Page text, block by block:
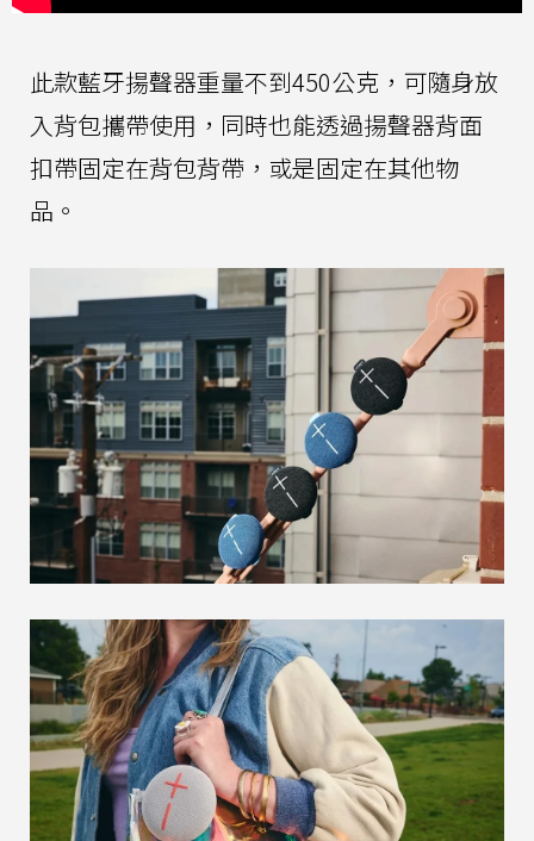
此款藍牙揚聲器重量不到450公克，可隨身放
入背包攜帶使用，同時也能透過揚聲器背面
扣帶固定在背包背帶，或是固定在其他物
品。